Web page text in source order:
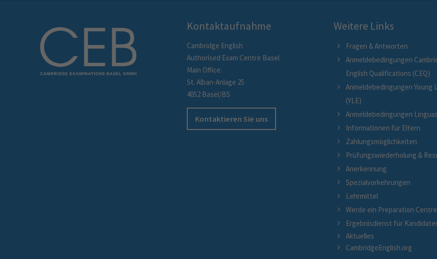
Kontaktaufnahme
Cambridge English
Authorised Exam Centre Basel
Main Office:
St. Alban-Anlage 25
4052 Basel/BS
Kontaktieren Sie uns
Weitere Links
Fragen & Antworten
Anmeldebedingungen
English Qualifications (CEQ)
Anmeldebedingungen Young
(YLE)
Anmeldebedingungen
Informationen für Eltern
Zahlungsmöglichkeiten
Prüfungswiederholung &
Anerkennung
Spezialvorkehrungen
Lehrmittel
Werde ein Preparation Centre
Ergebnisdienst für
Aktuelles
CambridgeEnglish.org